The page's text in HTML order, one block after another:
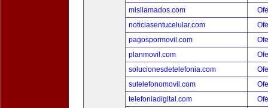
misllamados.com
noticiasentucelular.com
pagospormovil.com
planmovil.com
solucionesdetelefonia.com
sutelefonomovil.com
telefoniadigital.com